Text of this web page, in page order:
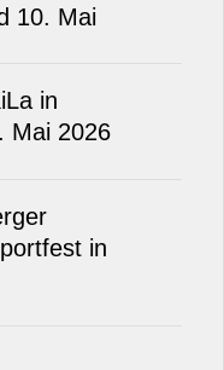
10. Mai
in
Mai 2026
in